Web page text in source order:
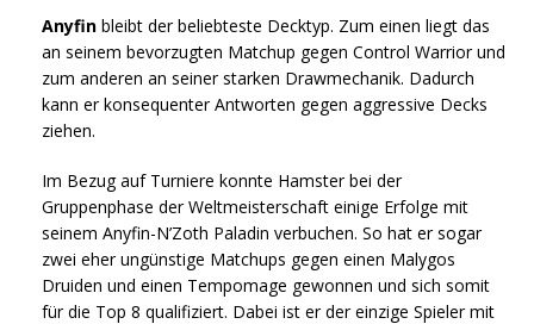
Anyfin bleibt der beliebteste Decktyp. Zum einen liegt das
an seinem bevorzugten Matchup gegen Control Warrior und
zum anderen an seiner starken Drawmechanik. Dadurch
kann er konsequenter Antworten gegen aggressive Decks
ziehen.
Im Bezug auf Turniere konnte Hamster bei der
Gruppenphase der Weltmeisterschaft einige Erfolge mit
seinem Anyfin-N’Zoth Paladin verbuchen. So hat er sogar
zwei eher ungünstige Matchups gegen einen Malygos
Druiden und einen Tempomage gewonnen und sich somit
für die Top 8 qualifiziert. Dabei ist er der einzige Spieler mit